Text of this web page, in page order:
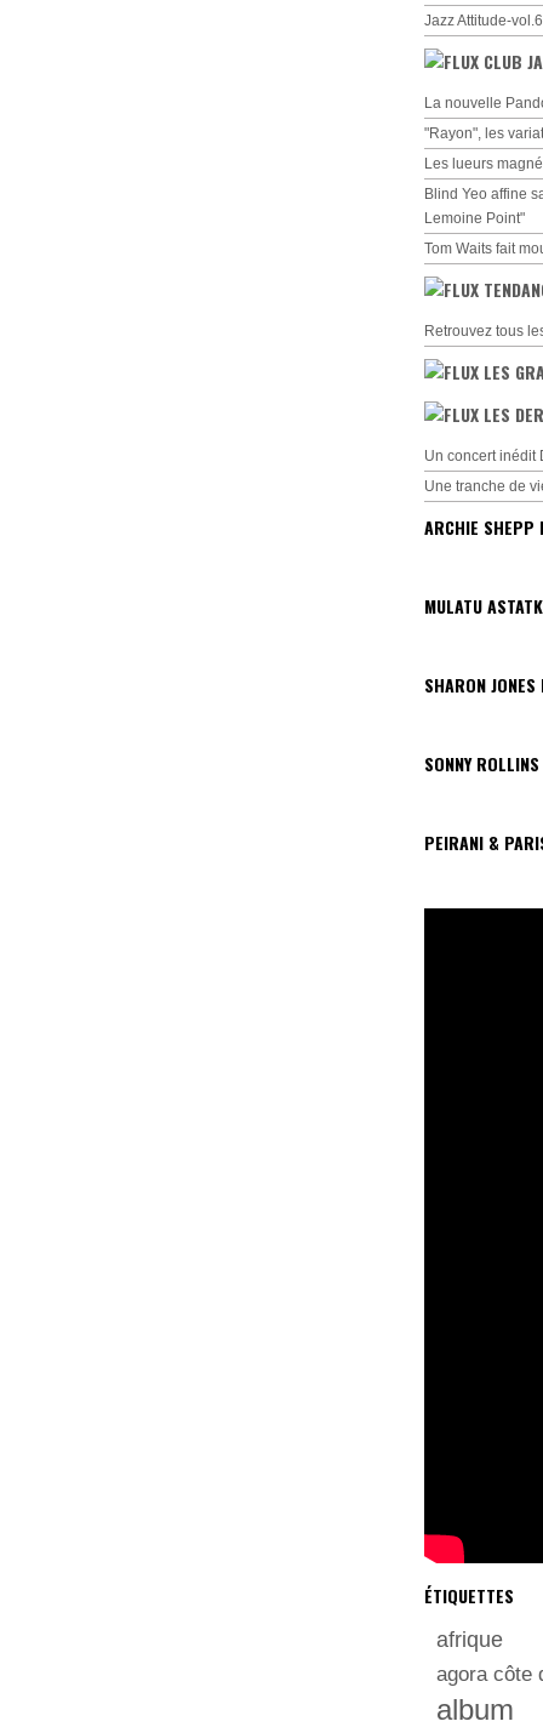
Jazz Attitude-
CLUB
La nouvelle
"Rayon", les
Les lueurs
Blind Yeo affine
Lemoine Point"
Tom Waits fait
Retrouvez tous
LES
LES
Un concert inédit
Une tranche de
ARCHIE SHEPP
MULATU
SHARON
SONNY
PEIRANI &
ÉTIQUETTES
afrique
agora côte
album